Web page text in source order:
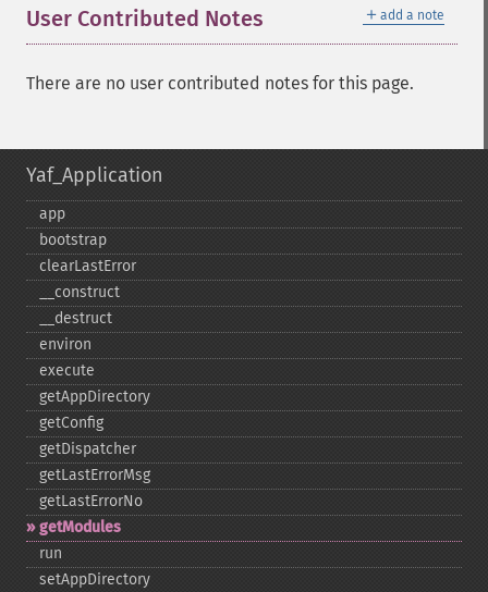
＋ add a note
User Contributed Notes
There are no user contributed notes for this page.
Yaf_Application
app
bootstrap
clearLastError
_​_​construct
_​_​destruct
environ
execute
getAppDirectory
getConfig
getDispatcher
getLastErrorMsg
getLastErrorNo
getModules
run
setAppDirectory